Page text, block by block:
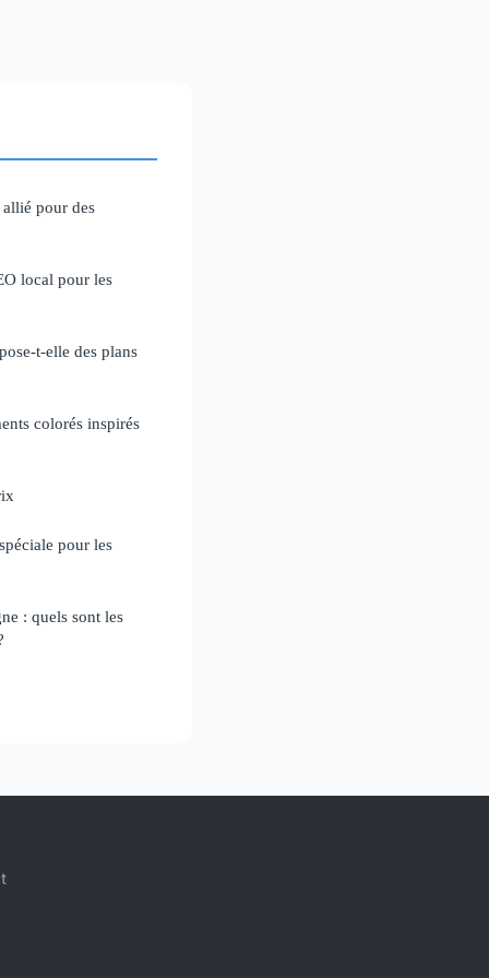
pour des
local pour les
t-elle des plans
colorés inspirés
pour les
: quels sont les